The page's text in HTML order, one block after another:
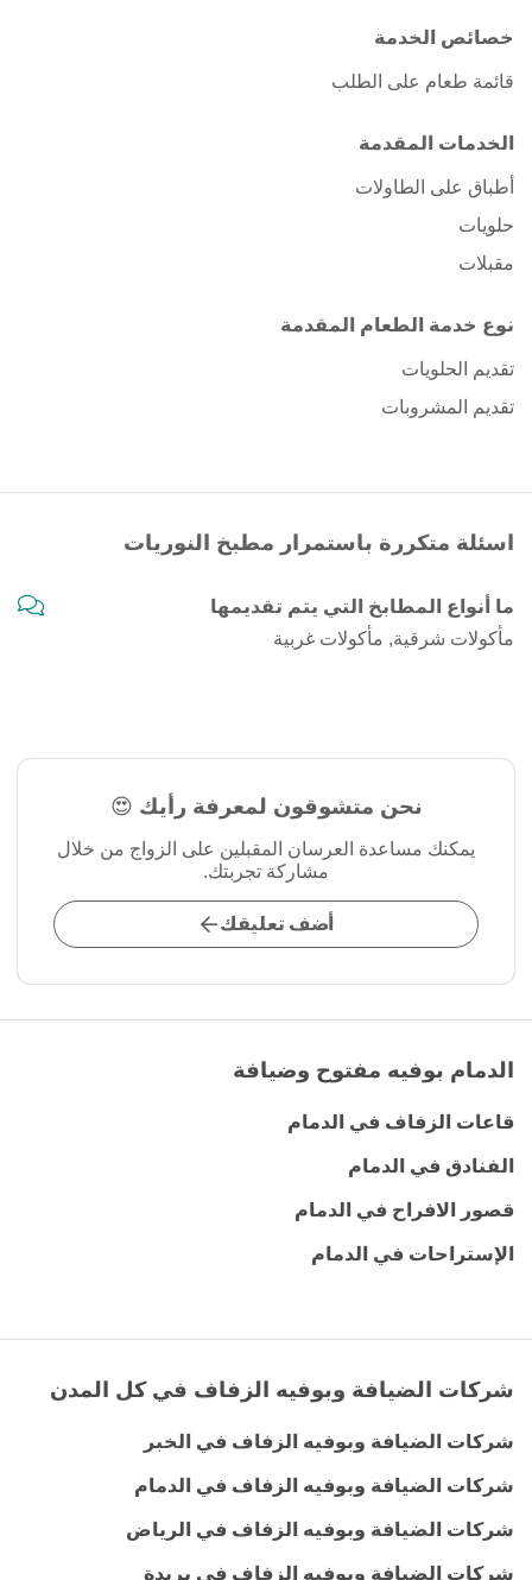
خصائص الخدمة
قائمة طعام على الطلب
الخدمات المقدمة
أطباق على الطاولات
حلويات
مقبلات
نوع خدمة الطعام المقدمة
تقديم الحلويات
تقديم المشروبات
اسئلة متكررة باستمرار مطبخ النوريات
ما أنواع المطابخ التي يتم تقديمها
مأكولات شرقية, مأكولات غربية
نحن متشوقون لمعرفة رأيك 😍
يمكنك مساعدة العرسان المقبلين على الزواج من خلال
مشاركة تجربتك.
أضف تعليقك
الدمام بوفيه مفتوح وضيافة
قاعات الزفاف في الدمام
الفنادق في الدمام
قصور الافراح في الدمام
الإستراحات في الدمام
شركات الضيافة وبوفيه الزفاف في كل المدن
شركات الضيافة وبوفيه الزفاف في الخبر
شركات الضيافة وبوفيه الزفاف في الدمام
شركات الضيافة وبوفيه الزفاف في الرياض
شركات الضيافة وبوفيه الزفاف في بريدة